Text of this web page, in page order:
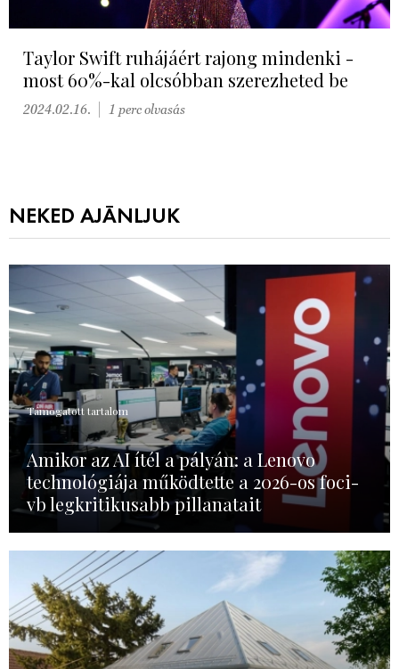
Taylor Swift ruhájáért rajong mindenki -
most 60%-kal olcsóbban szerezheted be
2024.02.16. 1 perc olvasás
NEKED AJÁNLJUK
Támogatott tartalom
Amikor az AI ítél a pályán: a Lenovo
technológiája működtette a 2026-os foci-
vb legkritikusabb pillanatait